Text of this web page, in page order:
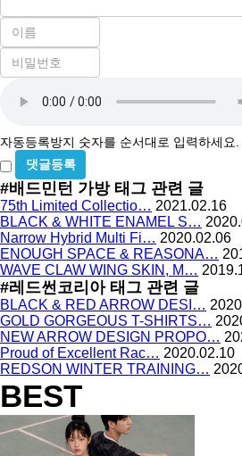
이
필
수
비
밀
수
록
방
지
자동등록방지 숫자를 순서대로 입력하세요.
비
밀
글
사
용
#배드민턴 가방태그 관련 글
75th Limited Collectio… 2021.02.16
BLACK & WHITE ENAMEL S…
Narrow Hybrid Multi Fi… 2020.02.06
ENOUGH SPACE & REASONA…
WAVE CLAW WING SKIN, M…
#레드썬코리아태그 관련 글
BLACK & RED ARROW DESI…
GOLD GORGEOUS T-SHIRTS…
NEW ARROW DESIGN PROPO…
Proud of Excellent Rac… 2020.02.10
REDSON WINTER TRAINING…
BEST